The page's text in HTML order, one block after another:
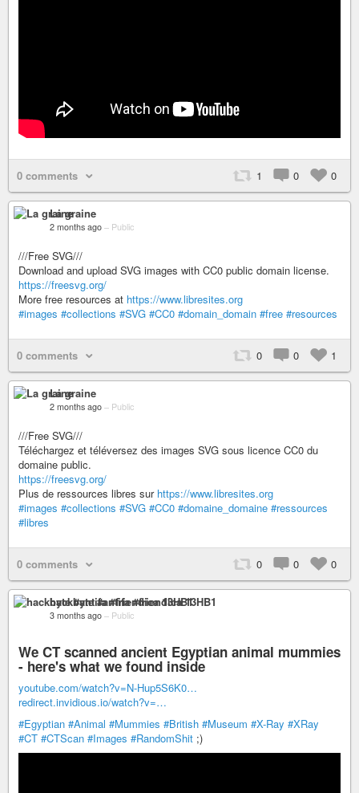
0 comments 1 0 0
La graine
2 months ago – Public
///Free SVG///
Download and upload SVG images with CC0 public domain license.
https://freesvg.org/
More free resources at https://www.libresites.org
#images #collections #SVG #CC0 #domain_domain #free #resources
0 comments 0 0 1
La graine
2 months ago – Public
///Free SVG///
Téléchargez et téléversez des images SVG sous licence CC0 du
domaine public.
https://freesvg.org/
Plus de ressources libres sur https://www.libresites.org
#images #collections #SVG #CC0 #domaine_domaine #ressources
#libres
0 comments 0 0 0
hackbyte #antifa #friendica 13HB1
3 months ago – Public
We CT scanned ancient Egyptian animal mummies
- here's what we found inside
youtube.com/watch?v=N-Hup5S6K0…
redirect.invidious.io/watch?v=…
#Egyptian #Animal #Mummies #British #Museum #X-Ray #XRay
#CT #CTScan #Images #RandomShit ;)